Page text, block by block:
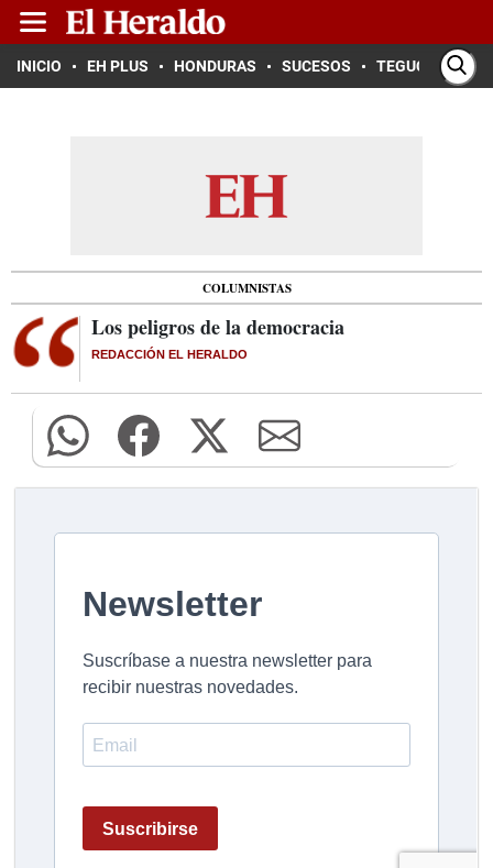
INICIO EH PLUS HONDURAS SUCESOS TEGUCIGALPA
COLUMNISTAS
Los peligros de la democracia
REDACCIÓN EL HERALDO